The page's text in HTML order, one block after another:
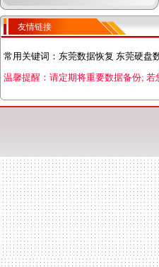
友情链接
常用关键词： 东莞数据恢复 东莞硬盘
温馨提醒：请定期将重要数据备份; 若